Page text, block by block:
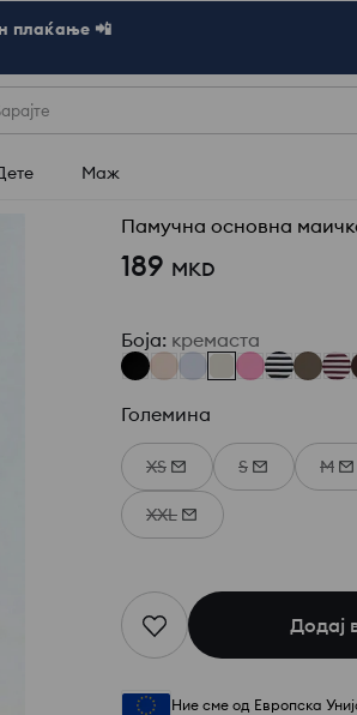
плаќање 📲
Маж
Памучна основна
189 MKD
Боја: кремаста
Големина
XS S M
XXL
Додај
Ние сме од Европска